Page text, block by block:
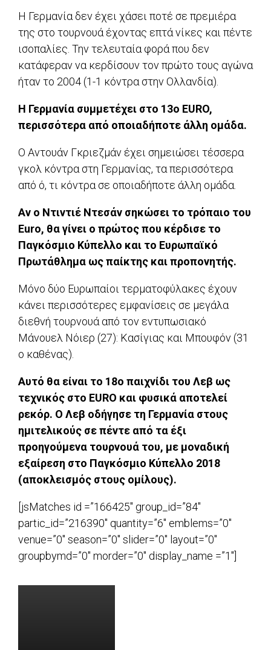
Η Γερμανία δεν έχει χάσει ποτέ σε πρεμιέρα
της στο τουρνουά έχοντας επτά νίκες και πέντε
ισοπαλίες. Την τελευταία φορά που δεν
κατάφεραν να κερδίσουν τον πρώτο τους αγώνα
ήταν το 2004 (1-1 κόντρα στην Ολλανδία).
Η Γερμανία συμμετέχει στο 13ο ΕURO,
περισσότερα από οποιαδήποτε άλλη ομάδα.
Ο Αντουάν Γκριεζμάν έχει σημειώσει τέσσερα
γκολ κόντρα στη Γερμανίας, τα περισσότερα
από ό, τι κόντρα σε οποιαδήποτε άλλη ομάδα.
Αν ο Ντιντιέ Ντεσάν σηκώσει το τρόπαιο του
Euro, θα γίνει ο πρώτος που κέρδισε το
Παγκόσμιο Κύπελλο και το Ευρωπαϊκό
Πρωτάθλημα ως παίκτης και προπονητής.
Μόνο δύο Ευρωπαίοι τερματοφύλακες έχουν
κάνει περισσότερες εμφανίσεις σε μεγάλα
διεθνή τουρνουά από τον εντυπωσιακό
Μάνουελ Νόιερ (27): Κασίγιας και Μπουφόν (31
ο καθένας).
Αυτό θα είναι το 18ο παιχνίδι του Λεβ ως
τεχνικός στο EURO και φυσικά αποτελεί
ρεκόρ. Ο Λεβ οδήγησε τη Γερμανία στους
ημιτελικούς σε πέντε από τα έξι
προηγούμενα τουρνουά του, με μοναδική
εξαίρεση στο Παγκόσμιο Κύπελλο 2018
(αποκλεισμός στους ομίλους).
[jsMatches id =”166425″ group_id=”84″
partic_id=”216390″ quantity=”6″ emblems=”0″
venue=”0″ season=”0″ slider=”0″ layout=”0″
groupbymd=”0″ morder=”0″ display_name =”1″]